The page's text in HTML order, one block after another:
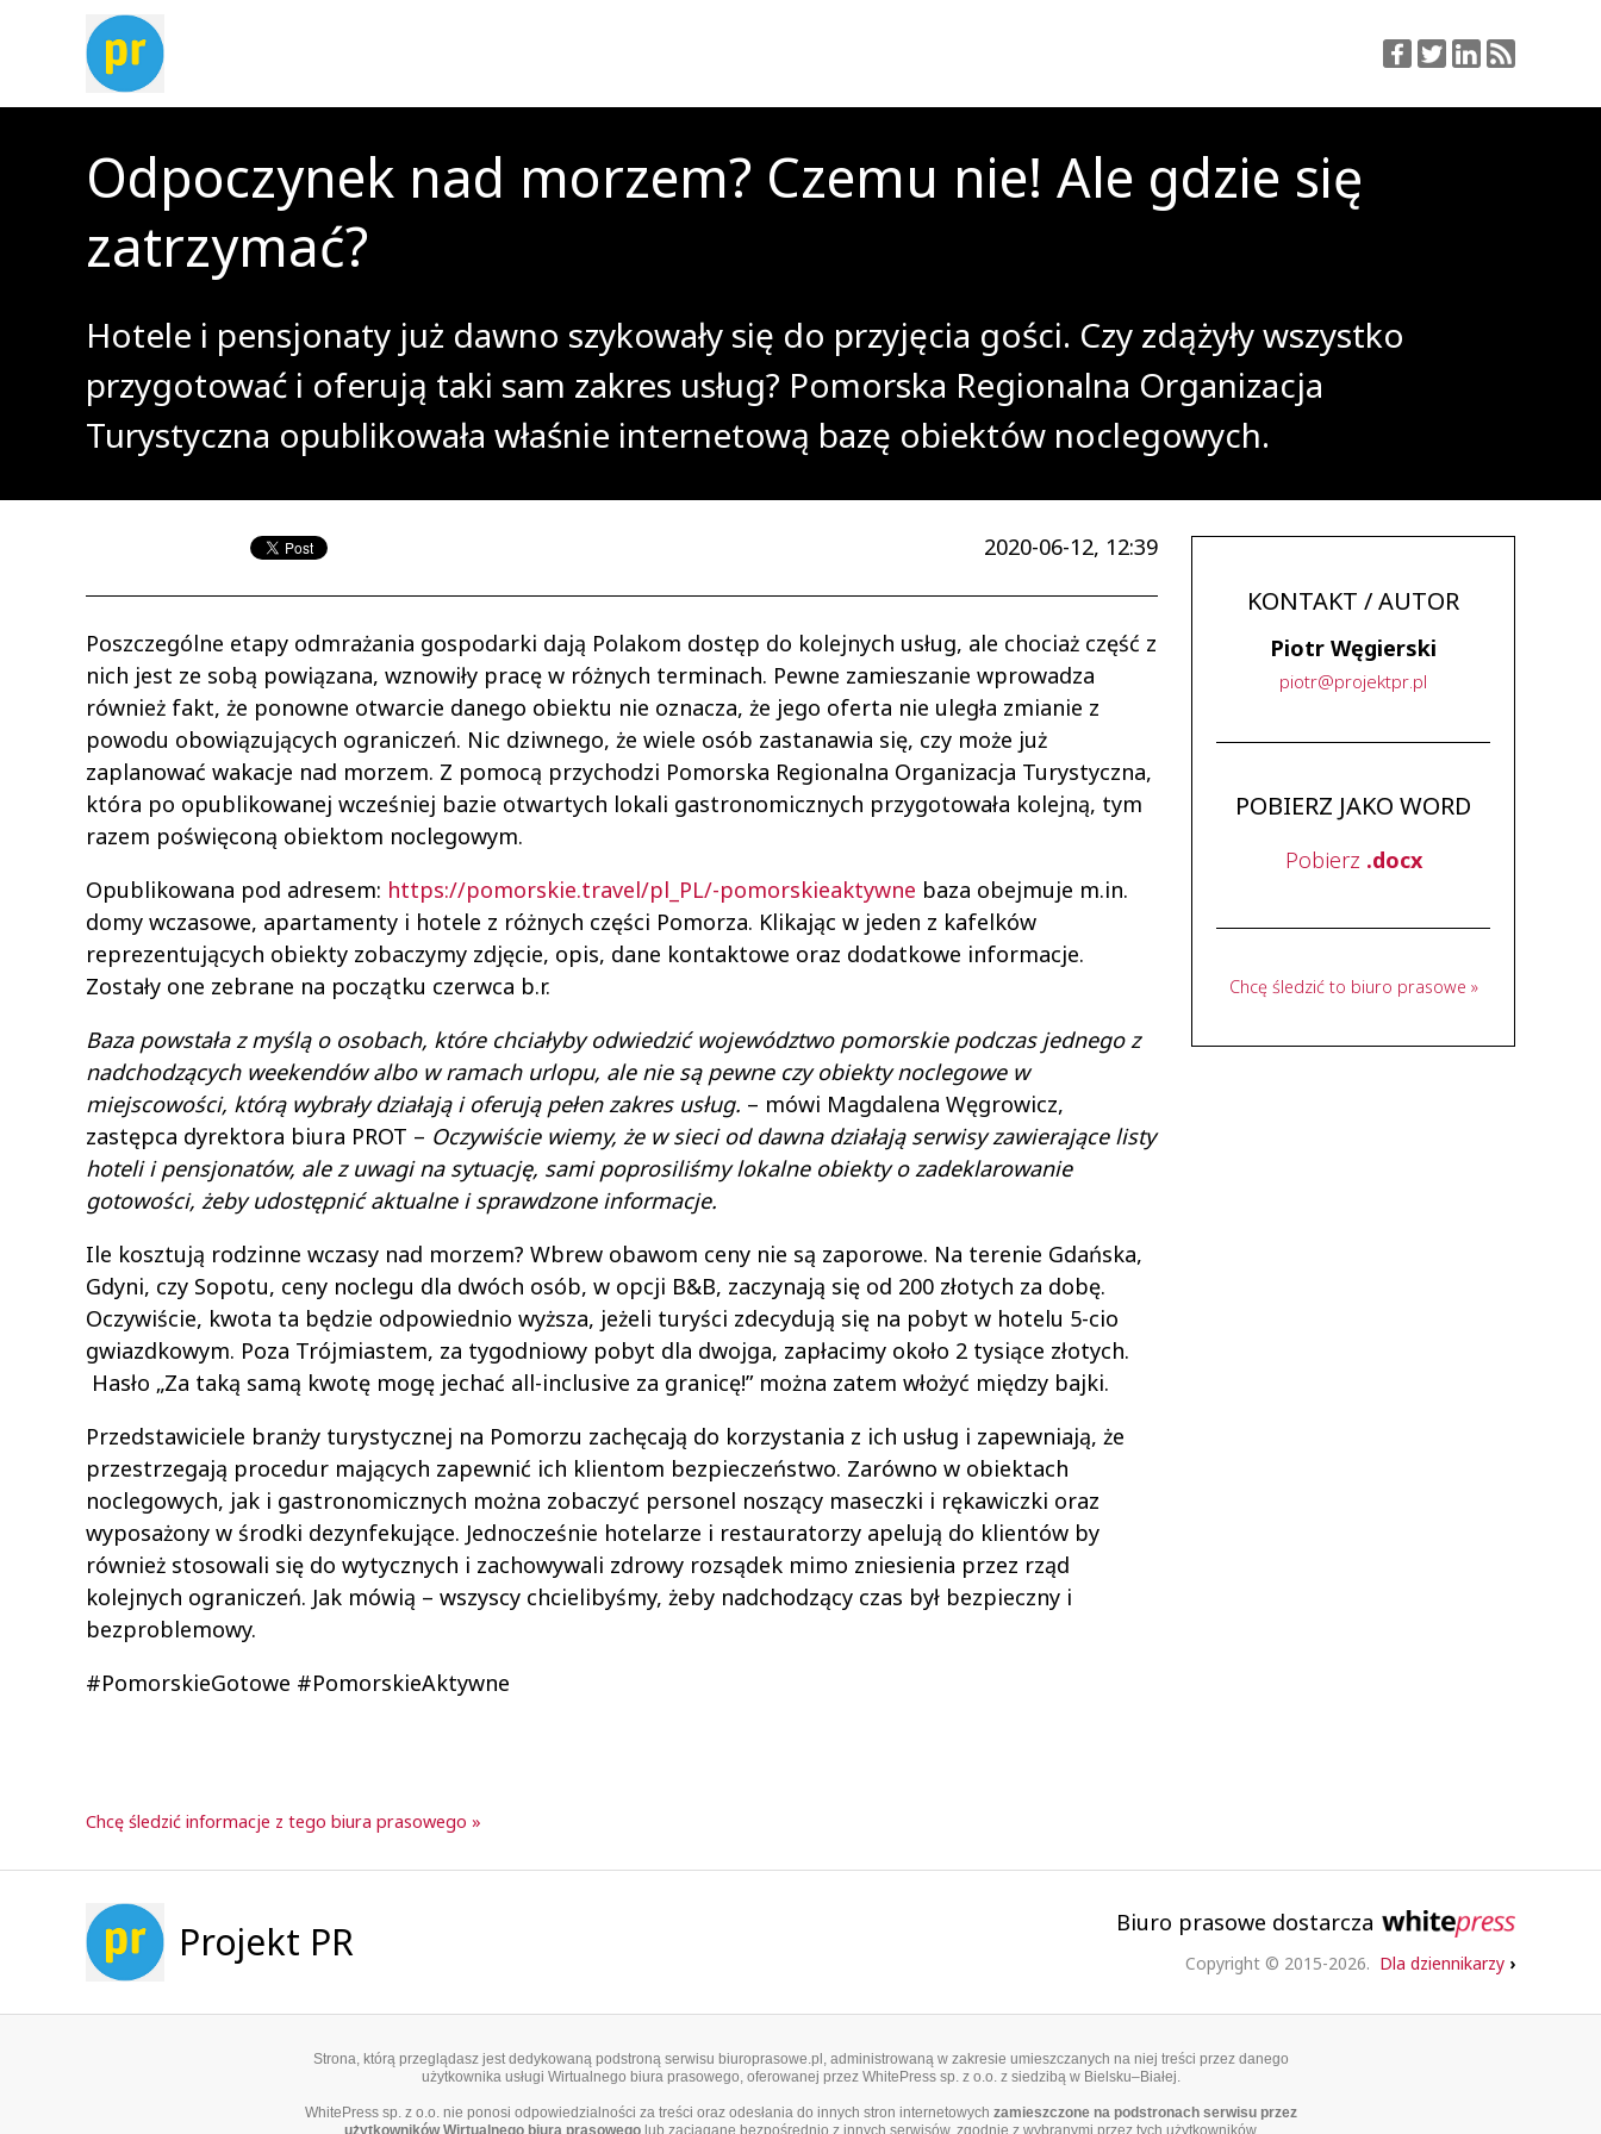
Odpoczynek nad morzem? Czemu nie! Ale gdzie się
zatrzymać?
Hotele i pensjonaty już dawno szykowały się do przyjęcia gości. Czy zdążyły wszystko
przygotować i oferują taki sam zakres usług? Pomorska Regionalna Organizacja
Turystyczna opublikowała właśnie internetową bazę obiektów noclegowych.
2020-06-12, 12:39
Poszczególne etapy odmrażania gospodarki dają Polakom dostęp do kolejnych usług, ale chociaż część z
nich jest ze sobą powiązana, wznowiły pracę w różnych terminach. Pewne zamieszanie wprowadza
również fakt, że ponowne otwarcie danego obiektu nie oznacza, że jego oferta nie uległa zmianie z
powodu obowiązujących ograniczeń. Nic dziwnego, że wiele osób zastanawia się, czy może już
zaplanować wakacje nad morzem. Z pomocą przychodzi Pomorska Regionalna Organizacja Turystyczna,
która po opublikowanej wcześniej bazie otwartych lokali gastronomicznych przygotowała kolejną, tym
razem poświęconą obiektom noclegowym.
Opublikowana pod adresem: https://pomorskie.travel/pl_PL/-pomorskieaktywne baza obejmuje m.in.
domy wczasowe, apartamenty i hotele z różnych części Pomorza. Klikając w jeden z kafelków
reprezentujących obiekty zobaczymy zdjęcie, opis, dane kontaktowe oraz dodatkowe informacje.
Zostały one zebrane na początku czerwca b.r.
Baza powstała z myślą o osobach, które chciałyby odwiedzić województwo pomorskie podczas jednego z
nadchodzących weekendów albo w ramach urlopu, ale nie są pewne czy obiekty noclegowe w
miejscowości, którą wybrały działają i oferują pełen zakres usług. – mówi Magdalena Węgrowicz,
zastępca dyrektora biura PROT – Oczywiście wiemy, że w sieci od dawna działają serwisy zawierające listy
hoteli i pensjonatów, ale z uwagi na sytuację, sami poprosiliśmy lokalne obiekty o zadeklarowanie
gotowości, żeby udostępnić aktualne i sprawdzone informacje.
Ile kosztują rodzinne wczasy nad morzem? Wbrew obawom ceny nie są zaporowe. Na terenie Gdańska,
Gdyni, czy Sopotu, ceny noclegu dla dwóch osób, w opcji B&B, zaczynają się od 200 złotych za dobę.
Oczywiście, kwota ta będzie odpowiednio wyższa, jeżeli turyści zdecydują się na pobyt w hotelu 5-cio
gwiazdkowym. Poza Trójmiastem, za tygodniowy pobyt dla dwojga, zapłacimy około 2 tysiące złotych.
Hasło „Za taką samą kwotę mogę jechać all-inclusive za granicę!” można zatem włożyć między bajki.
Przedstawiciele branży turystycznej na Pomorzu zachęcają do korzystania z ich usług i zapewniają, że
przestrzegają procedur mających zapewnić ich klientom bezpieczeństwo. Zarówno w obiektach
noclegowych, jak i gastronomicznych można zobaczyć personel noszący maseczki i rękawiczki oraz
wyposażony w środki dezynfekujące. Jednocześnie hotelarze i restauratorzy apelują do klientów by
również stosowali się do wytycznych i zachowywali zdrowy rozsądek mimo zniesienia przez rząd
kolejnych ograniczeń. Jak mówią – wszyscy chcielibyśmy, żeby nadchodzący czas był bezpieczny i
bezproblemowy.
#PomorskieGotowe #PomorskieAktywne
Chcę śledzić informacje z tego biura prasowego »
KONTAKT / AUTOR
Piotr Węgierski
piotr@projektpr.pl
POBIERZ JAKO WORD
Pobierz .docx
Chcę śledzić to biuro prasowe »
Projekt PR Biuro prasowe dostarcza
Copyright © 2015-2026. Dla dziennikarzy ›
Strona, którą przeglądasz jest dedykowaną podstroną serwisu biuroprasowe.pl, administrowaną w zakresie umieszczanych na niej treści przez danego
użytkownika usługi Wirtualnego biura prasowego, oferowanej przez WhitePress sp. z o.o. z siedzibą w Bielsku–Białej.
WhitePress sp. z o.o. nie ponosi odpowiedzialności za treści oraz odesłania do innych stron internetowych zamieszczone na podstronach serwisu przez
użytkowników Wirtualnego biura prasowego lub zaciągane bezpośrednio z innych serwisów, zgodnie z wybranymi przez tych użytkowników